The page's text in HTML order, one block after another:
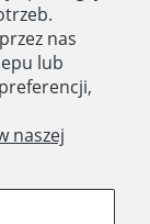
nas
lub
naszej